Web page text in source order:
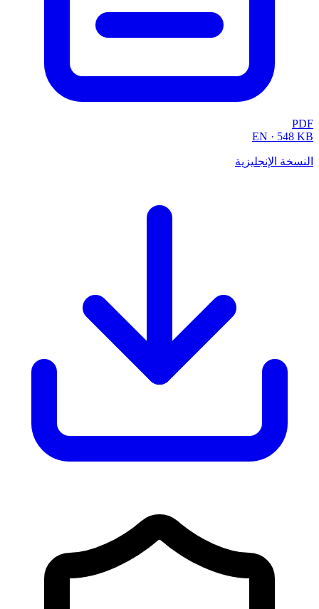
PDF
EN · 548 KB
النسخة الإنجليزية